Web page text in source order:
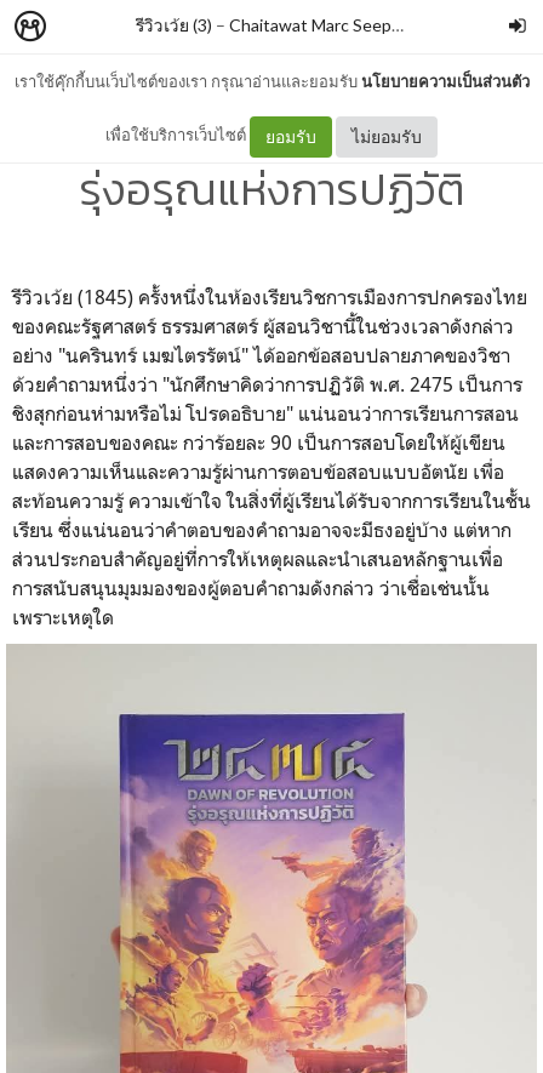
เราใช้คุ๊กกี้บนเว็บไซต์ของเรา กรุณาอ่านและยอมรับนโยบายความเป็นส่วนตัว
เพื่อใช้บริการเว็บไซต์ ยอมรับ ไม่ยอมรับ
รีวิวเว้ย (3) – Chaitawat Marc Seephongsai
2475 Dawn of Revolution
รุ่งอรุณแห่งการปฏิวัติ
รีวิวเว้ย (1845) ครั้งหนึ่งในห้องเรียนวิชการเมืองการปกครองไทย
ของคณะรัฐศาสตร์ ธรรมศาสตร์ ผู้สอนวิชานี้ในช่วงเวลาดังกล่าว
อย่าง "นครินทร์ เมฆไตรรัตน์" ได้ออกข้อสอบปลายภาคของวิชา
ด้วยคำถามหนึ่งว่า "นักศึกษาคิดว่าการปฏิวัติ พ.ศ. 2475 เป็นการ
ชิงสุกก่อนห่ามหรือไม่ โปรดอธิบาย" แน่นอนว่าการเรียนการสอน
และการสอบของคณะ กว่าร้อยละ 90 เป็นการสอบโดยให้ผู้เขียน
แสดงความเห็นและความรู้ผ่านการตอบข้อสอบแบบอัตนัย เพื่อ
สะท้อนความรู้ ความเข้าใจ ในสิ่งที่ผู้เรียนได้รับจากการเรียนในชั้น
เรียน ซึ่งแน่นอนว่าคำตอบของคำถามอาจจะมีธงอยู่บ้าง แต่หาก
ส่วนประกอบสำคัญอยู่ที่การให้เหตุผลและนำเสนอหลักฐานเพื่อ
การสนับสนุนมุมมองของผู้ตอบคำถามดังกล่าว ว่าเชื่อเช่นนั้น
เพราะเหตุใด